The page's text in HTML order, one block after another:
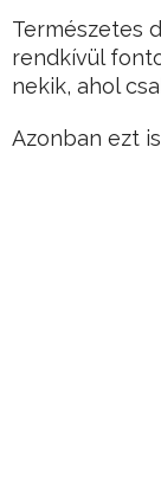
Természetes
rendkívül
nekik, ahol
Azonban ezt